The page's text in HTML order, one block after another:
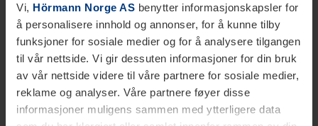
Vi, Hörmann Norge AS benytter informasjonskapsler for
å personalisere innhold og annonser, for å kunne tilby
funksjoner for sosiale medier og for å analysere tilgangen
til vår nettside. Vi gir dessuten informasjoner for din bruk
av vår nettside videre til våre partnere for sosiale medier,
reklame og analyser. Våre partnere føyer disse
informasjoner muligens sammen med ytterligere data